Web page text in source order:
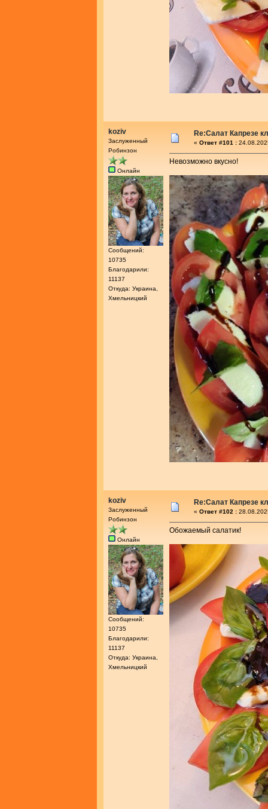
koziv
Заслуженный
Робинзон
Онлайн
Сообщений:
10735
Благодарили:
11137
Откуда: Украина,
Хмельницкий
Re:Салат Капрезе
« Ответ #101 :
Невозможно вкусно!
koziv
Заслуженный
Робинзон
Онлайн
Сообщений:
10735
Благодарили:
11137
Откуда: Украина,
Хмельницкий
Re:Салат Капрезе
« Ответ #102 :
Обожаемый салатик!